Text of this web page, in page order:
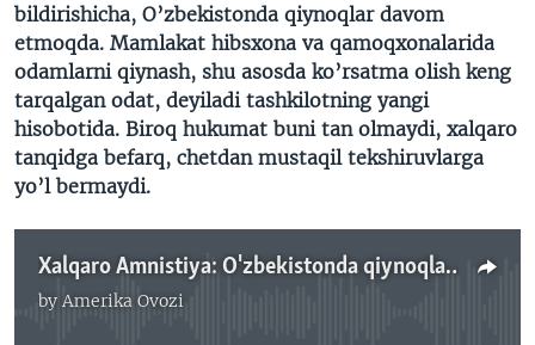
bildirishicha, O’zbekistonda qiynoqlar davom
etmoqda. Mamlakat hibsxona va qamoqxonalarida
odamlarni qiynash, shu asosda ko’rsatma olish keng
tarqalgan odat, deyiladi tashkilotning yangi
hisobotida. Biroq hukumat buni tan olmaydi, xalqaro
tanqidga befarq, chetdan mustaqil tekshiruvlarga
yo’l bermaydi.
Xalqaro Amnistiya: O'zbekistonda qiynoqlar davom etayapti, G'arb nega jim? - Nasiba Tohir
by Amerika Ovozi
No media source currently available